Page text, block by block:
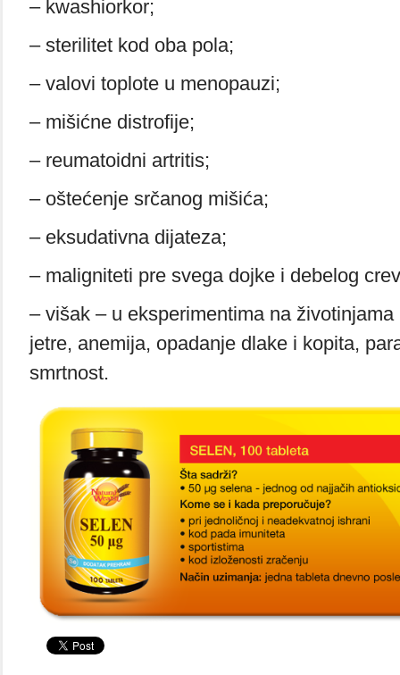
– kwashiorkor;
– sterilitet kod oba pola;
– valovi toplote u menopauzi;
– mišićne distrofije;
– reumatoidni artritis;
– oštećenje srčanog mišića;
– eksudativna dijateza;
– maligniteti pre svega dojke i debelog
– višak – u eksperimentima na
jetre, anemija, opadanje dlake i kopita,
smrtnost.